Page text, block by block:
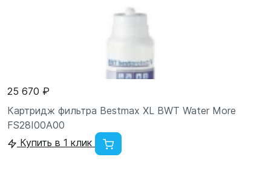
25 670 ₽
Картридж фильтра Bestmax XL BWT Water More
FS28I00A00
Купить в 1 клик